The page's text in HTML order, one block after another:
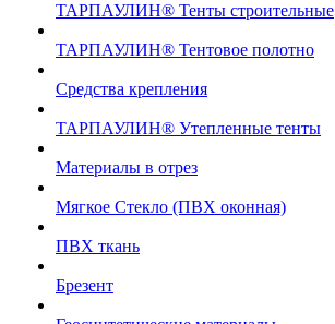
ТАРПАУЛИН® Тенты строительные
ТАРПАУЛИН® Тентовое полотно
Средства крепления
ТАРПАУЛИН® Утепленные тенты
Материалы в отрез
Мягкое Стекло (ПВХ оконная)
ПВХ ткань
Брезент